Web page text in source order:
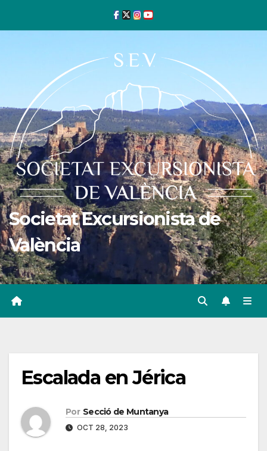
Societat Excursionista de
València
Escalada en Jérica
Por Secció de Muntanya
OCT 28, 2023